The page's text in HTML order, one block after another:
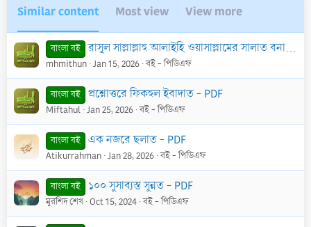
Similar content Most view View more
বাংলা বই রাসূল সাল্লাল্লাহু আলাইহি ওয়াসাল্লামের সালাত বনাম প্রচলিত সালাত - PDF
mhmithun Jan 15, 2026 বই - পিডিএফ
বাংলা বই প্রশ্নোত্তরে ফিকহুল ইবাদাত - PDF
Miftahul Jan 25, 2026 বই - পিডিএফ
বাংলা বই এক নজরে ছলাত - PDF
Atikurrahman Jan 28, 2026 বই - পিডিএফ
বাংলা বই ১০০ সুসাব্যস্ত সুন্নত - PDF
মুরশিদ শেখ Oct 15, 2024 বই - পিডিএফ